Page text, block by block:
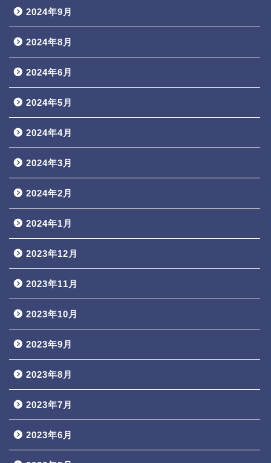
2024年9月
2024年8月
2024年6月
2024年5月
2024年4月
2024年3月
2024年2月
2024年1月
2023年12月
2023年11月
2023年10月
2023年9月
2023年8月
2023年7月
2023年6月